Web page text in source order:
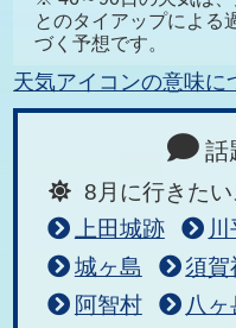
とのタイアップによる
づく予想です。
天気アイコンの意味に
話
8月に行きたい
上田城跡
城ヶ島
須賀
阿智村
八ヶ